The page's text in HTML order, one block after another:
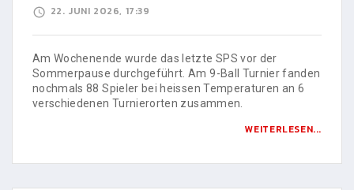
22. JUNI 2026, 17:39
Am Wochenende wurde das letzte SPS vor der
Sommerpause durchgeführt. Am 9-Ball Turnier fanden
nochmals 88 Spieler bei heissen Temperaturen an 6
verschiedenen Turnierorten zusammen.
WEITERLESEN...